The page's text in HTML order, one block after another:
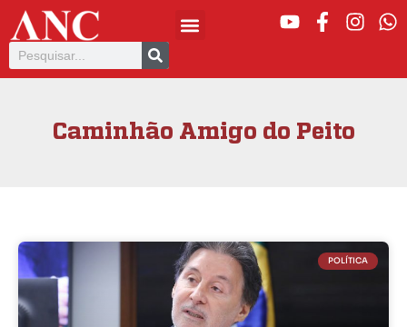
Caminhão Amigo do Peito
POLÍTICA